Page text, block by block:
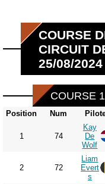
COURSE
CIRCUIT
25/08/2024
COURSE 1
Position Num
1 74
Kay
De
Wolf
2 72
Liam
Evert
s